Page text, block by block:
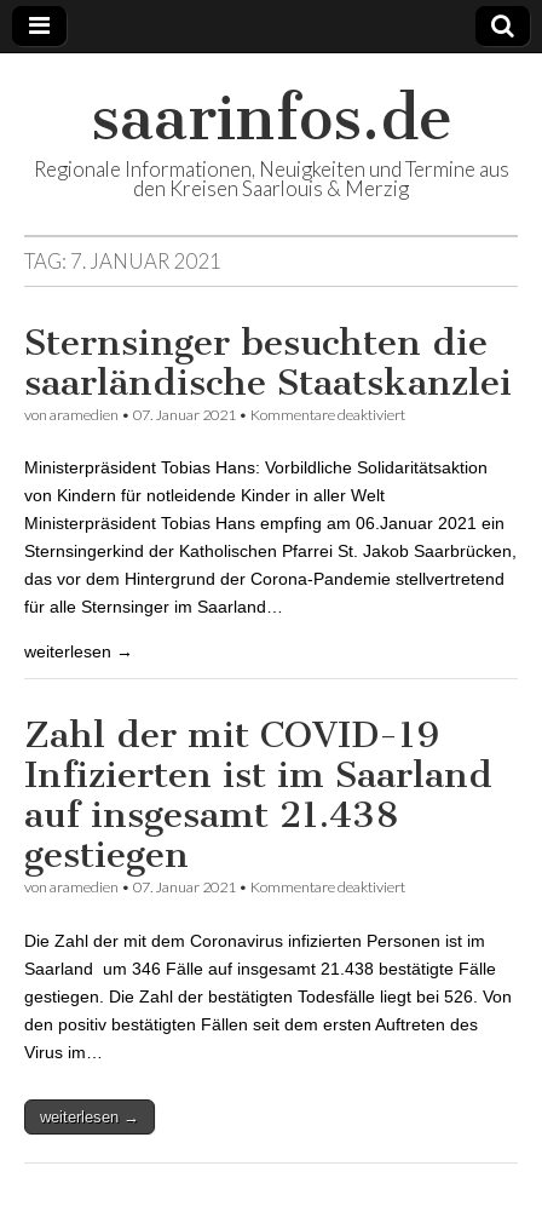
saarinfos.de
Regionale Informationen, Neuigkeiten und Termine aus
den Kreisen Saarlouis & Merzig
TAG: 7. JANUAR 2021
Sternsinger besuchten die
saarländische Staatskanzlei
von aramedien • 07. Januar 2021 • Kommentare deaktiviert
Staatskanzlei
Ministerpräsident Tobias Hans: Vorbildliche Solidaritätsaktion
von Kindern für notleidende Kinder in aller Welt
Ministerpräsident Tobias Hans empfing am 06.Januar 2021 ein
Sternsingerkind der Katholischen Pfarrei St. Jakob Saarbrücken,
das vor dem Hintergrund der Corona-Pandemie stellvertretend
für alle Sternsinger im Saarland…
weiterlesen →
Zahl der mit COVID-19
Infizierten ist im Saarland
auf insgesamt 21.438
gestiegen
von aramedien • 07. Januar 2021 • Kommentare deaktiviert
Saarland auf
insgesamt 21.438
gestiegen
Die Zahl der mit dem Coronavirus infizierten Personen ist im
Saarland um 346 Fälle auf insgesamt 21.438 bestätigte Fälle
gestiegen. Die Zahl der bestätigten Todesfälle liegt bei 526. Von
den positiv bestätigten Fällen seit dem ersten Auftreten des
Virus im…
weiterlesen →